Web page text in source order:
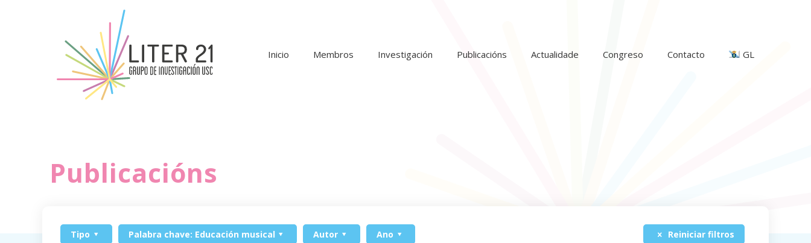
Inicio Membros Investigación Publicacións Actualidade Congreso Contacto GL
Publicacións
Tipo Palabra chave: Educación musical Autor Ano Reiniciar filtros